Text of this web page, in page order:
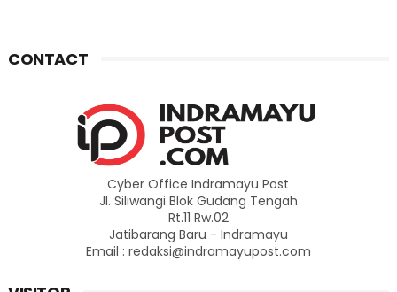
CONTACT
Cyber Office Indramayu Post
Jl. Siliwangi Blok Gudang Tengah
Rt.11 Rw.02
Jatibarang Baru - Indramayu
Email : redaksi@indramayupost.com